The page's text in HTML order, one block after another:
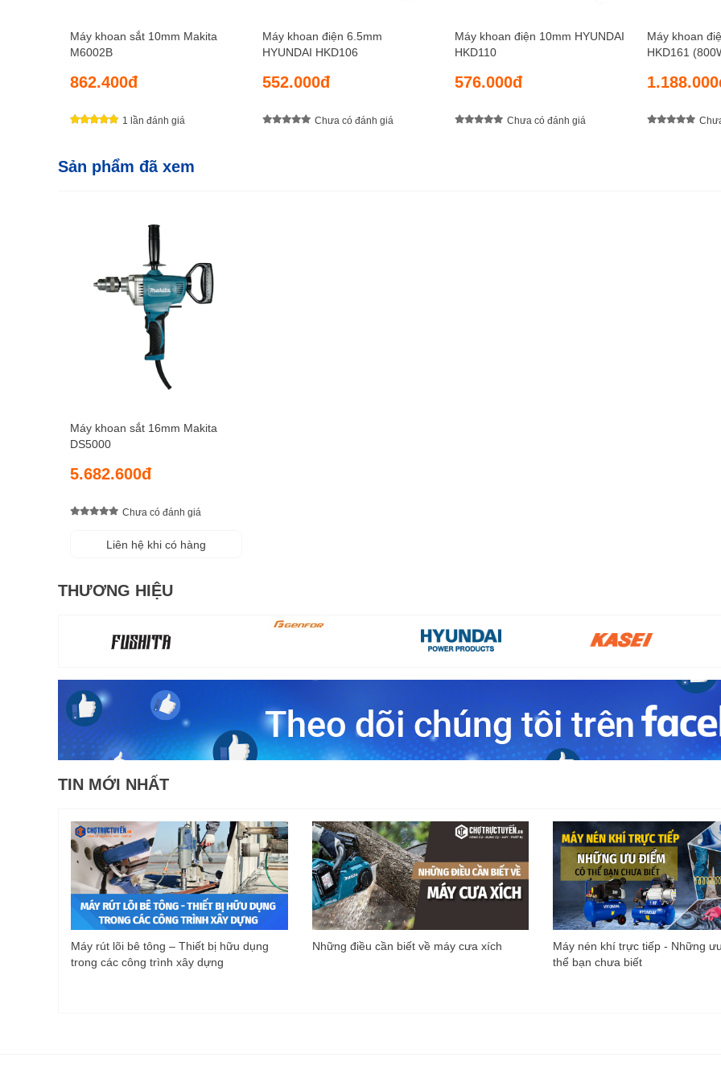
Máy khoan sắt 10mm Makita
M6002B
862.400đ
1 lần đánh giá
Máy khoan điện 6.5mm
HYUNDAI HKD106
552.000đ
Chưa có đánh giá
Máy khoan điện 10mm HYUNDAI
HKD110
576.000đ
Chưa có đánh giá
Máy khoan
HKD161
Sản phẩm đã xem
Máy khoan sắt 16mm Makita
DS5000
5.682.600đ
Chưa có đánh giá
Liên hệ khi có hàng
THƯƠNG HIỆU
TIN MỚI NHẤT
Máy rút lõi bê tông – Thiết bị hữu dụng
trong các công trình xây dựng
Những điều cần biết về máy cưa xích
Máy nén khí trực tiếp - Những
thể bạn chưa biết